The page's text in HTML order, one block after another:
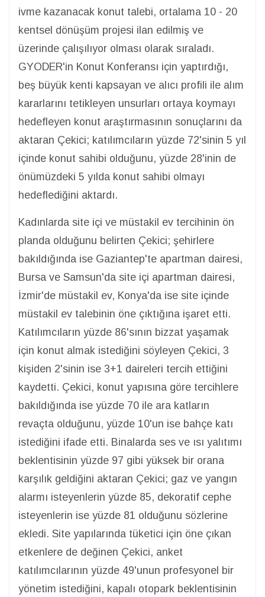
ivme kazanacak konut talebi, ortalama 10 - 20
kentsel dönüşüm projesi ilan edilmiş ve
üzerinde çalışılıyor olması olarak sıraladı.
GYODER'in Konut Konferansı için yaptırdığı,
beş büyük kenti kapsayan ve alıcı profili ile alım
kararlarını tetikleyen unsurları ortaya koymayı
hedefleyen konut araştırmasının sonuçlarını da
aktaran Çekici; katılımcıların yüzde 72'sinin 5 yıl
içinde konut sahibi olduğunu, yüzde 28'inin de
önümüzdeki 5 yılda konut sahibi olmayı
hedeflediğini aktardı.
Kadınlarda site içi ve müstakil ev tercihinin ön
planda olduğunu belirten Çekici; şehirlere
bakıldığında ise Gaziantep'te apartman dairesi,
Bursa ve Samsun'da site içi apartman dairesi,
İzmir'de müstakil ev, Konya'da ise site içinde
müstakil ev talebinin öne çıktığına işaret etti.
Katılımcıların yüzde 86'sının bizzat yaşamak
için konut almak istediğini söyleyen Çekici, 3
kişiden 2'sinin ise 3+1 daireleri tercih ettiğini
kaydetti. Çekici, konut yapısına göre tercihlere
bakıldığında ise yüzde 70 ile ara katların
revaçta olduğunu, yüzde 10'un ise bahçe katı
istediğini ifade etti. Binalarda ses ve ısı yalıtımı
beklentisinin yüzde 97 gibi yüksek bir orana
karşılık geldiğini aktaran Çekici; gaz ve yangın
alarmı isteyenlerin yüzde 85, dekoratif cephe
isteyenlerin ise yüzde 81 olduğunu sözlerine
ekledi. Site yapılarında tüketici için öne çıkan
etkenlere de değinen Çekici, anket
katılımcılarının yüzde 49'unun profesyonel bir
yönetim istediğini, kapalı otopark beklentisinin